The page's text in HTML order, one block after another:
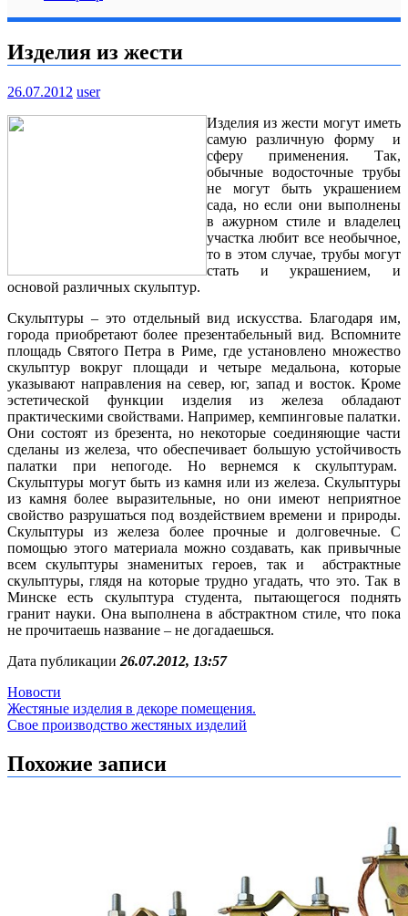
Изделия из жести
26.07.2012 user
Изделия из жести могут иметь
самую различную форму и
сферу применения. Так,
обычные водосточные трубы
не могут быть украшением
сада, но если они выполнены
в ажурном стиле и владелец
участка любит все необычное,
то в этом случае, трубы могут
стать и украшением, и
основой различных скульптур.
Скульптуры – это отдельный вид искусства. Благодаря им,
города приобретают более презентабельный вид. Вспомните
площадь Святого Петра в Риме, где установлено множество
скульптур вокруг площади и четыре медальона, которые
указывают направления на север, юг, запад и восток. Кроме
эстетической функции изделия из железа обладают
практическими свойствами. Например, кемпинговые палатки.
Они состоят из брезента, но некоторые соединяющие части
сделаны из железа, что обеспечивает большую устойчивость
палатки при непогоде. Но вернемся к скульптурам.
Скульптуры могут быть из камня или из железа. Скульптуры
из камня более выразительные, но они имеют неприятное
свойство разрушаться под воздействием времени и природы.
Скульптуры из железа более прочные и долговечные. С
помощью этого материала можно создавать, как привычные
всем скульптуры знаменитых героев, так и абстрактные
скульптуры, глядя на которые трудно угадать, что это. Так в
Минске есть скульптура студента, пытающегося поднять
гранит науки. Она выполнена в абстрактном стиле, что пока
не прочитаешь название – не догадаешься.
Дата публикации 26.07.2012, 13:57
Новости
Навигация
по
записям
Жестяные изделия в декоре помещения.
Свое производство жестяных изделий
Похожие записи